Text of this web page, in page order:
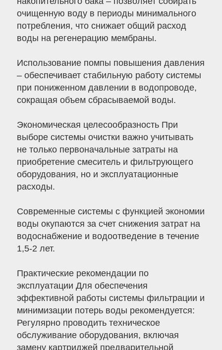
очищенную воду в периоды минимального
потребления, что снижает общий расход
воды на регенерацию мембраны.
Использование помпы повышения давления
– обеспечивает стабильную работу системы
при пониженном давлении в водопроводе,
сокращая объем сбрасываемой воды.
Экономическая целесообразность При
выборе системы очистки важно учитывать
не только первоначальные затраты на
приобретение смеситель и фильтрующего
оборудования, но и эксплуатационные
расходы.
Современные системы с функцией экономии
воды окупаются за счет снижения затрат на
водоснабжение и водоотведение в течение
1,5-2 лет.
Практические рекомендации по
эксплуатации Для обеспечения
эффективной работы системы фильтрации и
минимизации потерь воды рекомендуется:
Регулярно проводить техническое
обслуживание оборудования, включая
замену картриджей предварительной